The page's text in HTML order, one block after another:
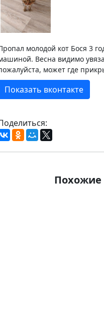
молодой кот Бося 3
Весна видимо
может где
Показать вконтакте
Похожие